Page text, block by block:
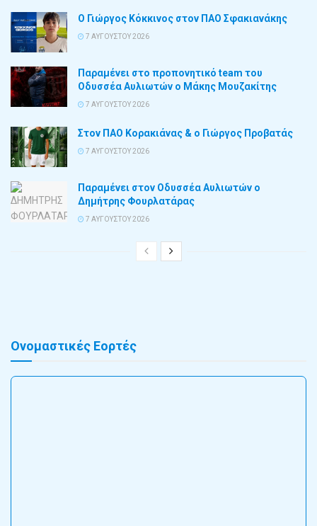
Ο Γιώργος Κόκκινος στον ΠΑΟ Σφακιανάκης
7 ΑΥΓΟΎΣΤΟΥ 2026
Παραμένει στο προπονητικό team του
Οδυσσέα Αυλιωτών ο Μάκης Μουζακίτης
7 ΑΥΓΟΎΣΤΟΥ 2026
Στον ΠΑΟ Κορακιάνας & ο Γιώργος Προβατάς
7 ΑΥΓΟΎΣΤΟΥ 2026
Παραμένει στον Οδυσσέα Αυλιωτών ο
Δημήτρης Φουρλατάρας
7 ΑΥΓΟΎΣΤΟΥ 2026
Ονομαστικές Εορτές